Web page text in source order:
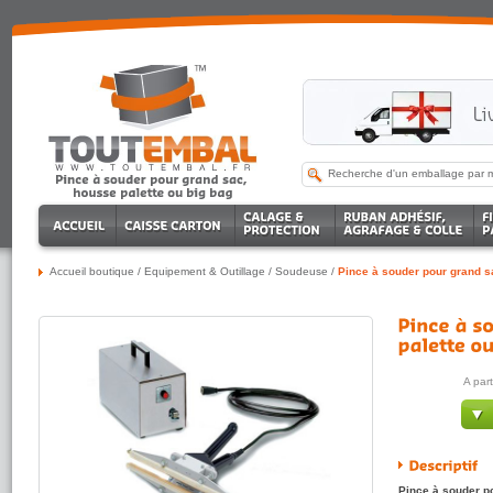
Accueil boutique / Equipement & Outillage / Soudeuse / Pince à souder pour grand
A
Pince à souder